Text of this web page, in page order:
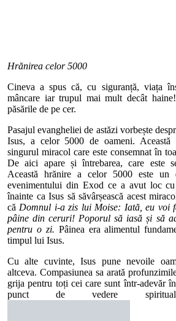
Hrănirea celor 5000
Cineva a spus că, cu siguranță, viața
mâncare iar trupul mai mult decât
păsările de pe cer.
Pasajul evangheliei de astăzi vorbește
Isus, a celor 5000 de oameni.
singurul miracol care este consemnat în
De aici apare și întrebarea, care este
Această hrănire a celor 5000 este un
evenimentului din Exod ce a avut loc
înainte ca Isus să săvârșească acest
căDomnul i-a zis lui Moise: Iată, eu voi
pâine din ceruri! Poporul să iasă și să
pentru o zi. Pâinea era alimentul
timpul lui Isus.
Cu alte cuvinte, Isus pune nevoile
altceva. Compasiunea sa arată
grija pentru toți cei care sunt într-adevăr
punct de vedere